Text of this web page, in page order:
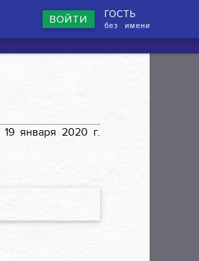
ВОЙТИ ГОСТЬ
без имени
19 января 2020 г.